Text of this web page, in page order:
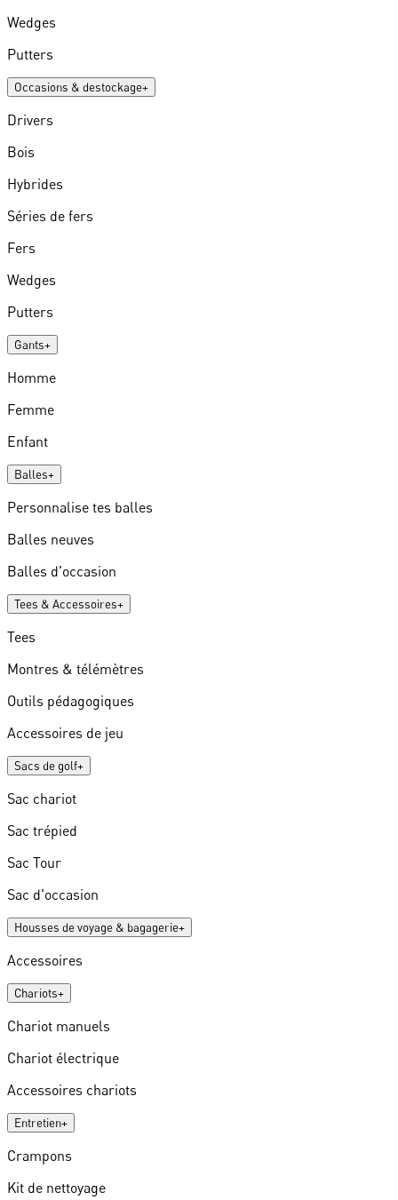
Wedges
Putters
Occasions & destockage+
Drivers
Bois
Hybrides
Séries de fers
Fers
Wedges
Putters
Gants+
Homme
Femme
Enfant
Balles+
Personnalise tes balles
Balles neuves
Balles d'occasion
Tees & Accessoires+
Tees
Montres & télémètres
Outils pédagogiques
Accessoires de jeu
Sacs de golf+
Sac chariot
Sac trépied
Sac Tour
Sac d'occasion
Housses de voyage & bagagerie+
Accessoires
Chariots+
Chariot manuels
Chariot électrique
Accessoires chariots
Entretien+
Crampons
Kit de nettoyage